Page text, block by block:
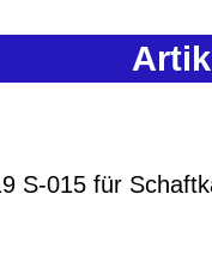
S-015 für